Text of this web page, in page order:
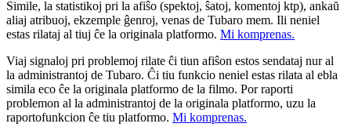
Simile, la statistikoj pri la afiŝo (spektoj, ŝatoj, komentoj ktp), ankaŭ
aliaj atribuoj, ekzemple ĝenroj, venas de Tubaro mem. Ili neniel
estas rilataj al tiuj ĉe la originala platformo. Mi komprenas.
Viaj signaloj pri problemoj rilate ĉi tiun afiŝon estos sendataj nur al
la administrantoj de Tubaro. Ĉi tiu funkcio neniel estas rilata al ebla
simila eco ĉe la originala platformo de la filmo. Por raporti
problemon al la administrantoj de la originala platformo, uzu la
raportofunkcion ĉe tiu platformo. Mi komprenas.